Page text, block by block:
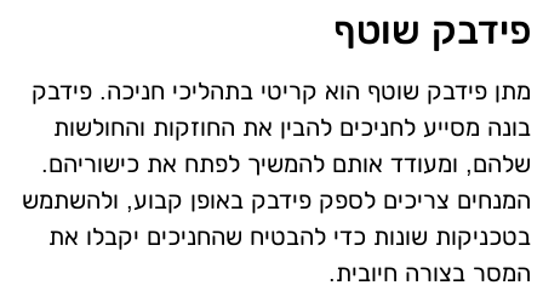
פידבק שוטף
מתן פידבק שוטף הוא קריטי בתהליכי חניכה. פידבק
בונה מסייע לחניכים להבין את החוזקות והחולשות
שלהם, ומעודד אותם להמשיך לפתח את כישוריהם.
המנחים צריכים לספק פידבק באופן קבוע, ולהשתמש
בטכניקות שונות כדי להבטיח שהחניכים יקבלו את
המסר בצורה חיובית.